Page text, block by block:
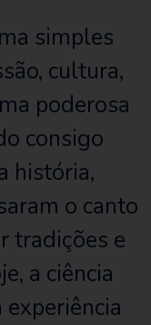
simples
cultura,
poderosa
consigo
história,
o canto
tradições e
a ciência